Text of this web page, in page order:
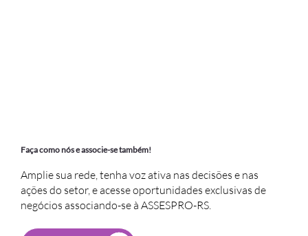
Faça como nós e associe-se também!
Amplie sua rede, tenha voz ativa nas decisões e nas
ações do setor, e acesse oportunidades exclusivas de
negócios associando-se à ASSESPRO-RS.